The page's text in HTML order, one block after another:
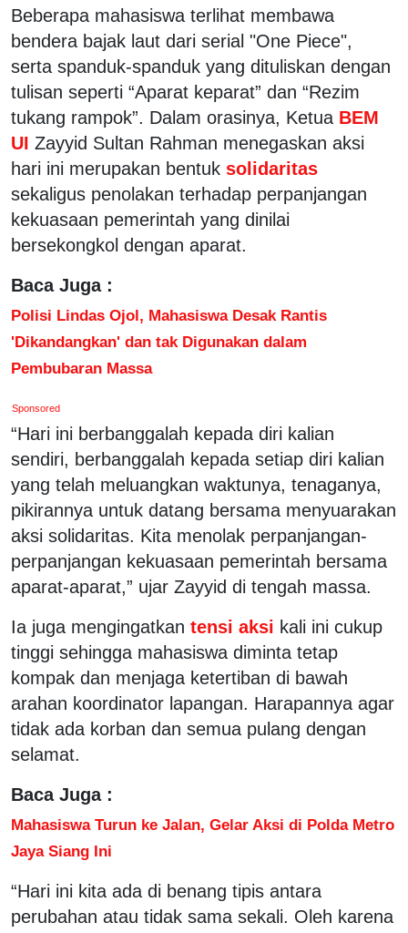
Beberapa mahasiswa terlihat membawa
bendera bajak laut dari serial "One Piece",
serta spanduk-spanduk yang dituliskan dengan
tulisan seperti “Aparat keparat” dan “Rezim
tukang rampok”. Dalam orasinya, Ketua BEM
UI Zayyid Sultan Rahman menegaskan aksi
hari ini merupakan bentuk solidaritas
sekaligus penolakan terhadap perpanjangan
kekuasaan pemerintah yang dinilai
bersekongkol dengan aparat.
Baca Juga :
Polisi Lindas Ojol, Mahasiswa Desak Rantis
'Dikandangkan' dan tak Digunakan dalam
Pembubaran Massa
Sponsored
“Hari ini berbanggalah kepada diri kalian
sendiri, berbanggalah kepada setiap diri kalian
yang telah meluangkan waktunya, tenaganya,
pikirannya untuk datang bersama menyuarakan
aksi solidaritas. Kita menolak perpanjangan-
perpanjangan kekuasaan pemerintah bersama
aparat-aparat,” ujar Zayyid di tengah massa.
Ia juga mengingatkan tensi aksi kali ini cukup
tinggi sehingga mahasiswa diminta tetap
kompak dan menjaga ketertiban di bawah
arahan koordinator lapangan. Harapannya agar
tidak ada korban dan semua pulang dengan
selamat.
Baca Juga :
Mahasiswa Turun ke Jalan, Gelar Aksi di Polda Metro
Jaya Siang Ini
“Hari ini kita ada di benang tipis antara
perubahan atau tidak sama sekali. Oleh karena